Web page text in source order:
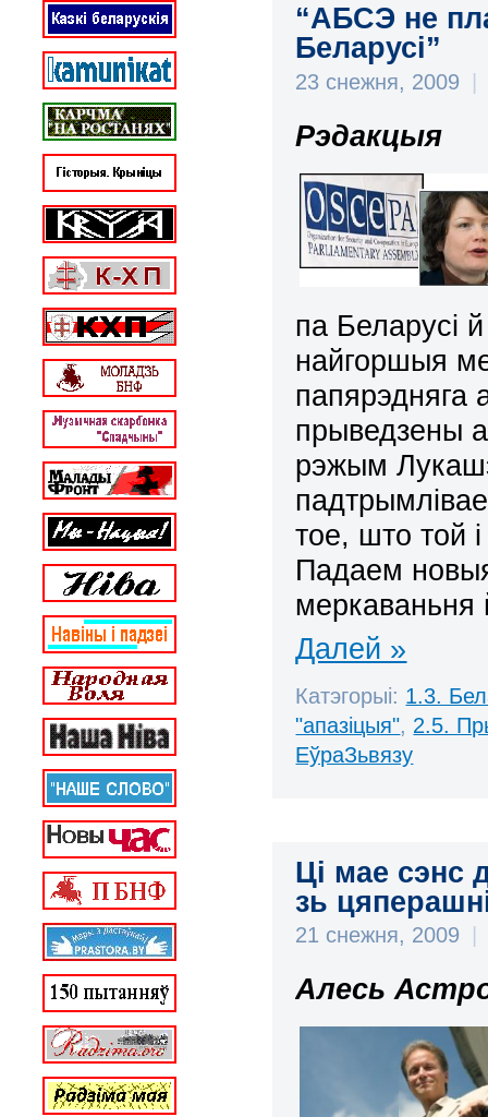
“АБСЭ не
Беларусі”
23 снежня, 2009
Рэдакцыя
па Беларусі
найгоршыя
папярэдняга
прыведзены
рэжым
тое, што той
Падаем
меркаваньня
Далей »
Катэгорыі: 1.3.
"апазіцыя", 2.5.
ЕўраЗьвязу
Ці мае сэнс
зь
21 снежня, 2009
Алесь